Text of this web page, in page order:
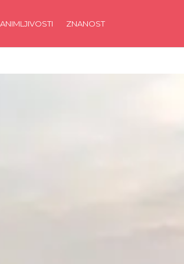
ZNANOST